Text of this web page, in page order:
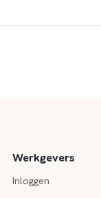
Werkgevers
Inloggen